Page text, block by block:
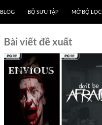
BLOG BỘ SƯU TẬP MỞ BỘ LỌC
Bài viết đề xuất